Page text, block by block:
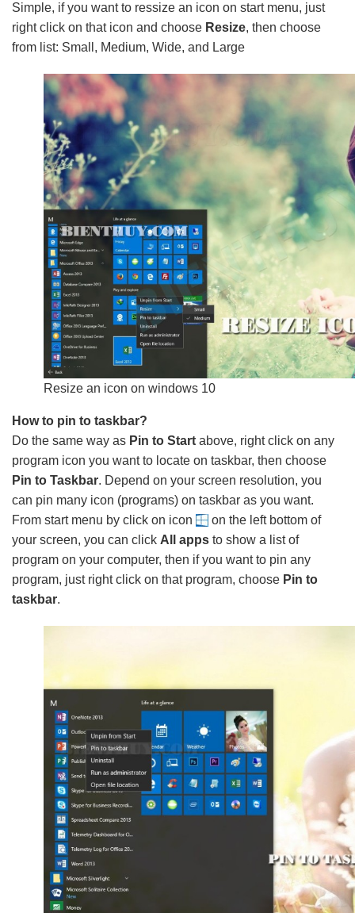
Simple, if you want to ressize an icon on start menu, just
right click on that icon and choose Resize, then choose
from list: Small, Medium, Wide, and Large
Resize an icon on windows 10
How to pin to taskbar?
Do the same way as Pin to Start above, right click on any
program icon you want to locate on taskbar, then choose
Pin to Taskbar. Depend on your screen resolution, you
can pin many icon (programs) on taskbar as you want.
From start menu by click on icon
on the left bottom of
your screen, you can click All apps to show a list of
program on your computer, then if you want to pin any
program, just right click on that program, choose Pin to
taskbar.